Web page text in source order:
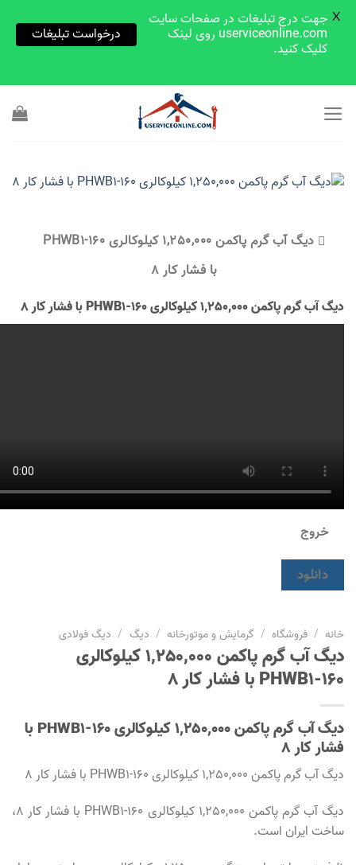
دیگ آب گرم پاکمن 1,250,000 کیلوکالری PHWB1-160
با فشار کار 8
دیگ آب گرم پاکمن 1,250,000 کیلوکالری PHWB1-160 با فشار کار 8
خروج
دانلود
خانه / فروشگاه / گرمایش و موتورخانه / دیگ / دیگ فولادی
دیگ آب گرم پاکمن 1,250,000 کیلوکالری
PHWB1-160 با فشار کار 8
دیگ آب گرم پاکمن 1,250,000 کیلوکالری PHWB1-160 با
فشار کار 8
دیگ آب گرم پاکمن 1,250,000 کیلوکالری PHWB1-160 با فشار کار 8
دیگ آب گرم پاکمن 1,250,000 کیلوکالری PHWB1-160 با فشار کار 8،
ساخت ایران است.
جهت درج تبلیغات در صفحات سایت
userviceonline.com روی لینک
کلیک کنید.
درخواست تبلیغات
X